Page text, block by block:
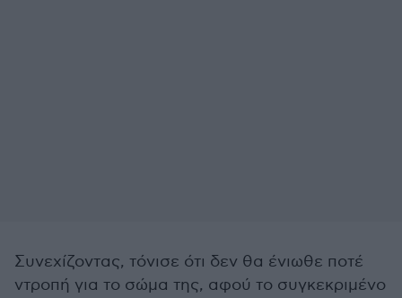
Συνεχίζοντας, τόνισε ότι δεν θα ένιωθε ποτέ
ντροπή για το σώμα της, αφού το συγκεκριμένο